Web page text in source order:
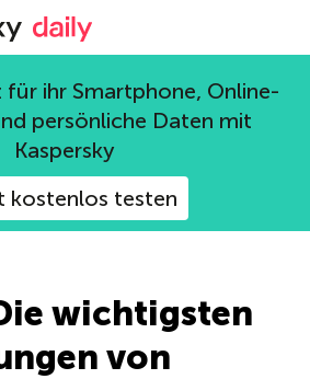
Offizieller Blog von Kaspersky
ihr Smartphone, Online-
persönliche Daten mit
Kaspersky
kostenlos testen
wichtigsten
von